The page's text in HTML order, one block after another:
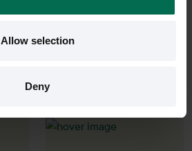
Allow selection
Deny
26 i lager
Sparar miljön ca 70 kg